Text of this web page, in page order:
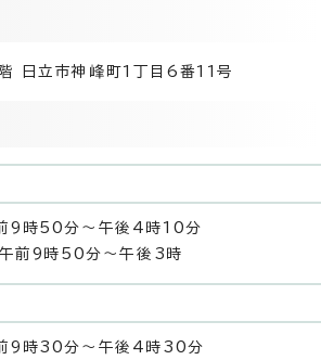
日立市神峰町1丁目6番11号
9時50分〜午後4時10分
前9時50分〜午後3時
9時30分〜午後4時30分